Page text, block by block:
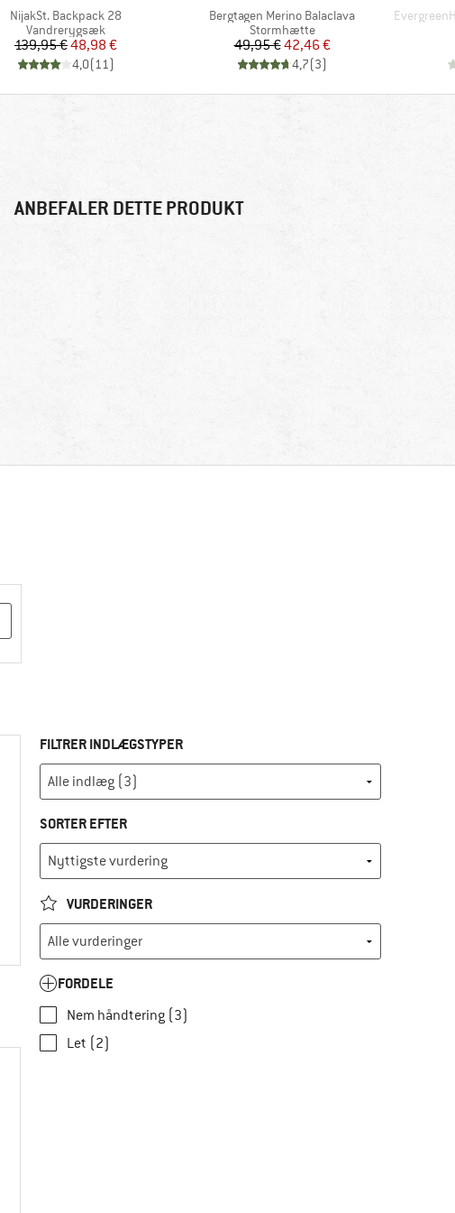
Artikel
NijakSt. Backpack 28
Produktgruppe
Vandrerygsæk
Pris
139,95 €Nedsat pris
48,98 €
4,0(11)
Artikel
Bergtagen Merino Balaclava
Produktgruppe
Stormhætte
Pris
49,95 €Nedsat pris
42,46 €
4,7(3)
Artikel
ANBEFALER DETTE PRODUKT
FILTRER INDLÆGSTYPER
SORTER EFTER
VURDERINGER
FORDELE
Nem håndtering (3)
Let (2)